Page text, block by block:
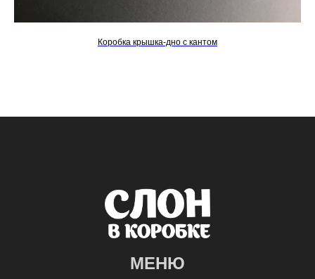
Коробка крышка-дно с кантом
МЕНЮ